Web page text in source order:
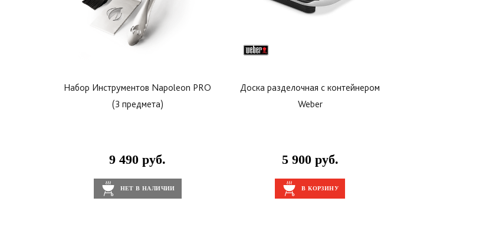
Набор Инструментов Napoleon PRO
(3 предмета)
9 490 руб.
НЕТ В НАЛИЧИИ
Доска разделочная с контейнером
Weber
5 900 руб.
В КОРЗИНУ